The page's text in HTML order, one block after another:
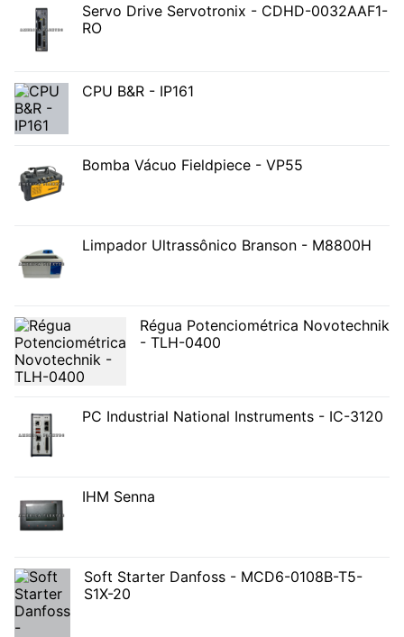
Servo Drive Servotronix - CDHD-0032AAF1-
RO
CPU B&R - IP161
Bomba Vácuo Fieldpiece - VP55
Limpador Ultrassônico Branson - M8800H
Régua Potenciométrica Novotechnik
- TLH-0400
PC Industrial National Instruments - IC-3120
IHM Senna
Soft Starter Danfoss - MCD6-0108B-T5-
S1X-20